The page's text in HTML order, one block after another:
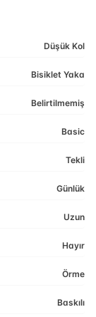
Düşük Kol
Bisiklet Yaka
Belirtilmemiş
Basic
Tekli
Günlük
Uzun
Hayır
Örme
Baskılı